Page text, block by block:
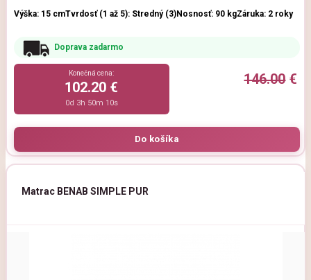
Výška: 15 cmTvrdosť (1 až 5): Stredný (3)Nosnosť: 90 kgZáruka: 2 roky
Doprava zadarmo
146.00€
Konečná cena:
102.20 €
0d 3h 50m 9s
Matrac BENAB SIMPLE PUR